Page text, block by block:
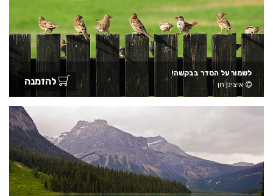
לשמור על הסדר בבקשה!
איציק חן
להזמנה